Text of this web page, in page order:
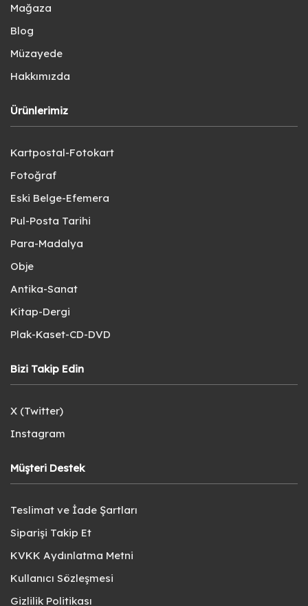
Mağaza
Blog
Müzayede
Hakkımızda
Ürünlerimiz
Kartpostal-Fotokart
Fotoğraf
Eski Belge-Efemera
Pul-Posta Tarihi
Para-Madalya
Obje
Antika-Sanat
Kitap-Dergi
Plak-Kaset-CD-DVD
Bizi Takip Edin
X (Twitter)
Instagram
Müşteri Destek
Teslimat ve İade Şartları
Siparişi Takip Et
KVKK Aydınlatma Metni
Kullanıcı Sözleşmesi
Gizlilik Politikası